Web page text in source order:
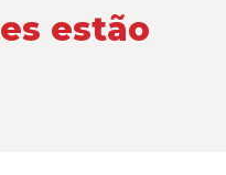
estão